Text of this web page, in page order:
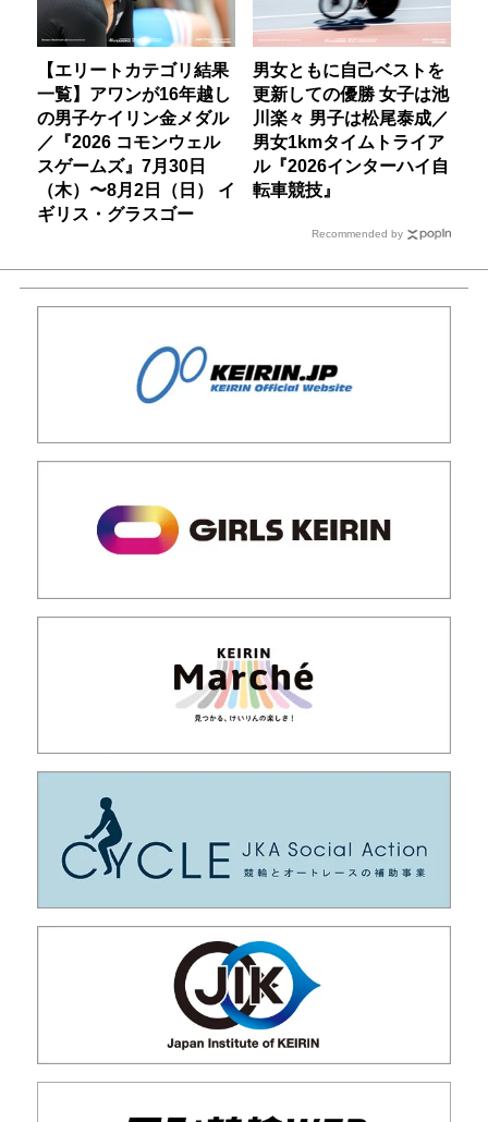
【エリートカテゴリ結果
一覧】アワンが16年越し
の男子ケイリン金メダル
／『2026 コモンウェル
スゲームズ』7月30日
（木）〜8月2日（日） イ
ギリス・グラスゴー
男女ともに自己ベストを
更新しての優勝 女子は池
川楽々 男子は松尾泰成／
男女1kmタイムトライア
ル『2026インターハイ自
転車競技』
Recommended by